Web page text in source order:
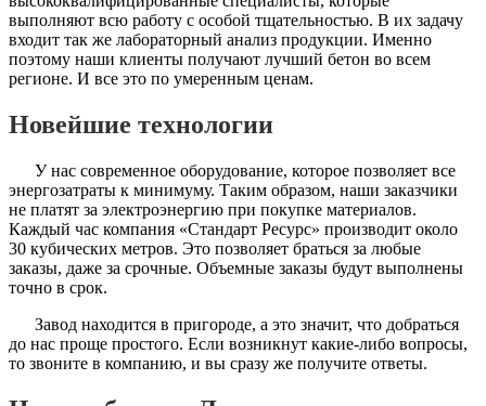
выполняют всю работу с особой тщательностью. В их задачу
входит так же лабораторный анализ продукции. Именно
поэтому наши клиенты получают лучший бетон во всем
регионе. И все это по умеренным ценам.
Новейшие технологии
У нас современное оборудование, которое позволяет все
энергозатраты к минимуму. Таким образом, наши заказчики
не платят за электроэнергию при покупке материалов.
Каждый час компания «Стандарт Ресурс» производит около
30 кубических метров. Это позволяет браться за любые
заказы, даже за срочные. Объемные заказы будут выполнены
точно в срок.
Завод находится в пригороде, а это значит, что добраться
до нас проще простого. Если возникнут какие-либо вопросы,
то звоните в компанию, и вы сразу же получите ответы.